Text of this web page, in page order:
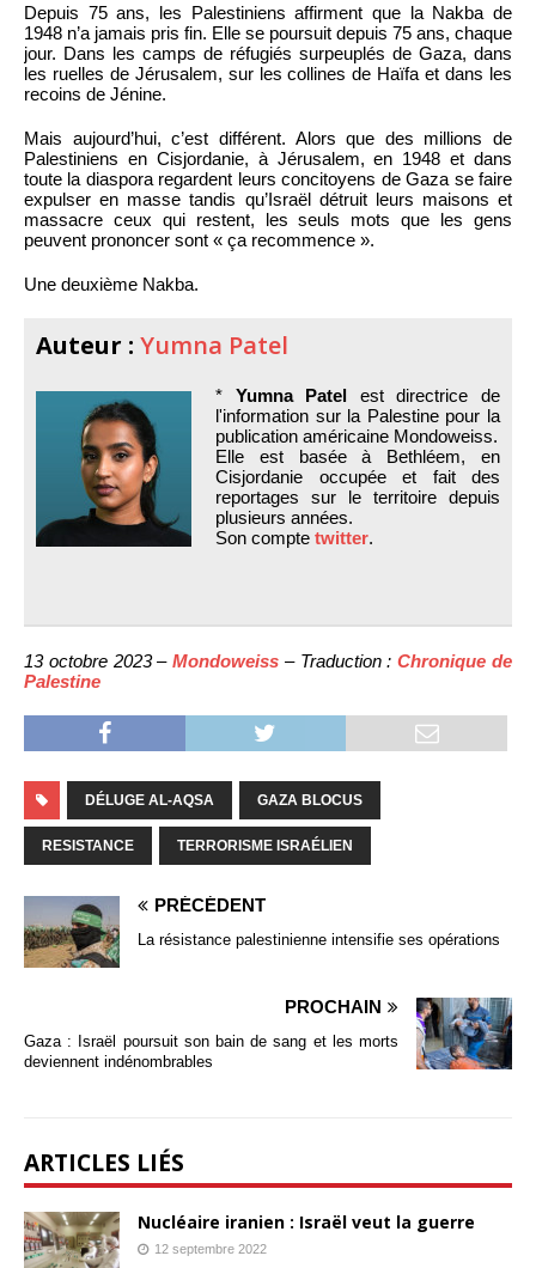
Depuis 75 ans, les Palestiniens affirment que la Nakba de
1948 n’a jamais pris fin. Elle se poursuit depuis 75 ans, chaque
jour. Dans les camps de réfugiés surpeuplés de Gaza, dans
les ruelles de Jérusalem, sur les collines de Haïfa et dans les
recoins de Jénine.
Mais aujourd’hui, c’est différent. Alors que des millions de
Palestiniens en Cisjordanie, à Jérusalem, en 1948 et dans
toute la diaspora regardent leurs concitoyens de Gaza se faire
expulser en masse tandis qu’Israël détruit leurs maisons et
massacre ceux qui restent, les seuls mots que les gens
peuvent prononcer sont « ça recommence ».
Une deuxième Nakba.
Auteur : Yumna Patel
* Yumna Patel est directrice de
l'information sur la Palestine pour la
publication américaine Mondoweiss.
Elle est basée à Bethléem, en
Cisjordanie occupée et fait des
reportages sur le territoire depuis
plusieurs années.
Son compte twitter.
13 octobre 2023 –Mondoweiss – Traduction :Chronique de
Palestine
DÉLUGE AL-AQSA GAZA BLOCUS
RESISTANCE TERRORISME ISRAÉLIEN
PRÉCÉDENT
La résistance palestinienne intensifie ses opérations
PROCHAIN
Gaza : Israël poursuit son bain de sang et les morts
deviennent indénombrables
ARTICLES LIÉS
Nucléaire iranien : Israël veut la guerre
12 septembre 2022